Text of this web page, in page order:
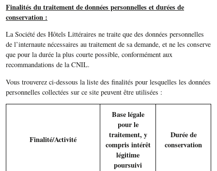
Finalités du traitement de données personnelles et durées de
conservation :
La Société des Hôtels Littéraires ne traite que des données personnelles
de l’internaute nécessaires au traitement de sa demande, et ne les conserve
que pour la durée la plus courte possible, conformément aux
recommandations de la CNIL.
Vous trouverez ci-dessous la liste des finalités pour lesquelles les données
personnelles collectées sur ce site peuvent être utilisées :
Finalité/Activité
Base légale
pour le
traitement, y
compris intérêt
légitime
poursuivi
Durée de
conservation